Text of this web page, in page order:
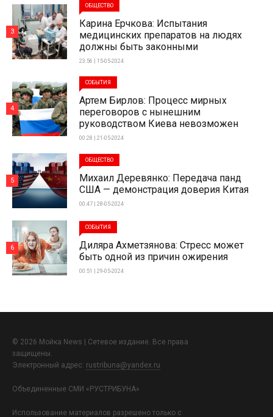
ОБЩЕСТВО
Карина Ерчкова: Испытания
медицинских препаратов на людях
должны быть законными
23:56 | 15-05-2024
3
СОБЫТИЯ
Артем Бирлов: Процесс мирных
переговоров с нынешним
руководством Киева невозможен
00:28 | 21-05-2024
4
ОБЩЕСТВО
Михаил Деревянко: Передача панд
США — демонстрация доверия Китая
00:47 | 28-05-2024
5
СОБЫТИЯ
Диляра Ахметзянова: Стресс может
быть одной из причин ожирения
00:51 | 29-05-2024
6
© 2026 Мойка News | Сетевое издание. Все права
защищены.
Электронный адрес: rustribuna@yandex.ru
Объединенные СМИ «РУСТРИБУНА»
Использование материалов разрешено только с